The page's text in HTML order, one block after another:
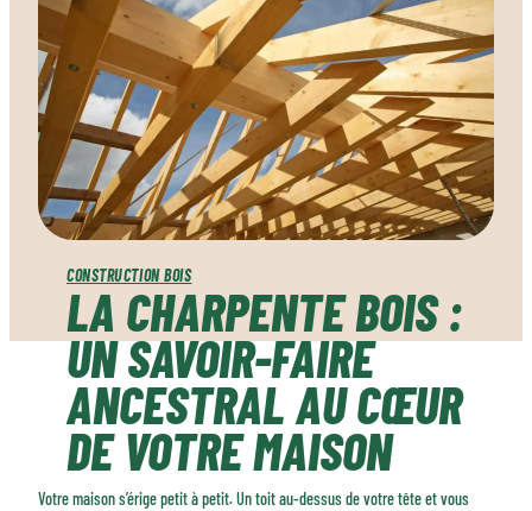
CONSTRUCTION BOIS
LA CHARPENTE BOIS :
UN SAVOIR-FAIRE
ANCESTRAL AU CŒUR
DE VOTRE MAISON
Votre maison s’érige petit à petit. Un toit au-dessus de votre tête et vous